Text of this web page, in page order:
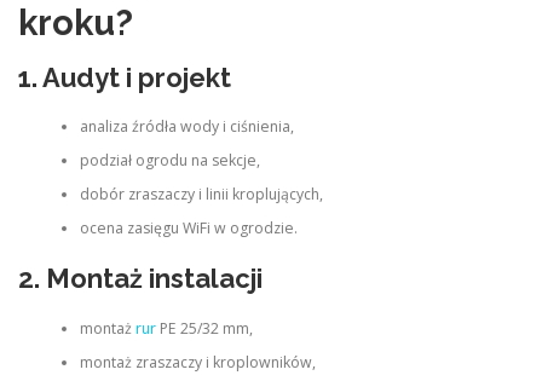
kroku?
1. Audyt i projekt
analiza źródła wody i ciśnienia,
podział ogrodu na sekcje,
dobór zraszaczy i linii kroplujących,
ocena zasięgu WiFi w ogrodzie.
2. Montaż instalacji
montażrurPE 25/32 mm,
montaż zraszaczy i kroplowników,